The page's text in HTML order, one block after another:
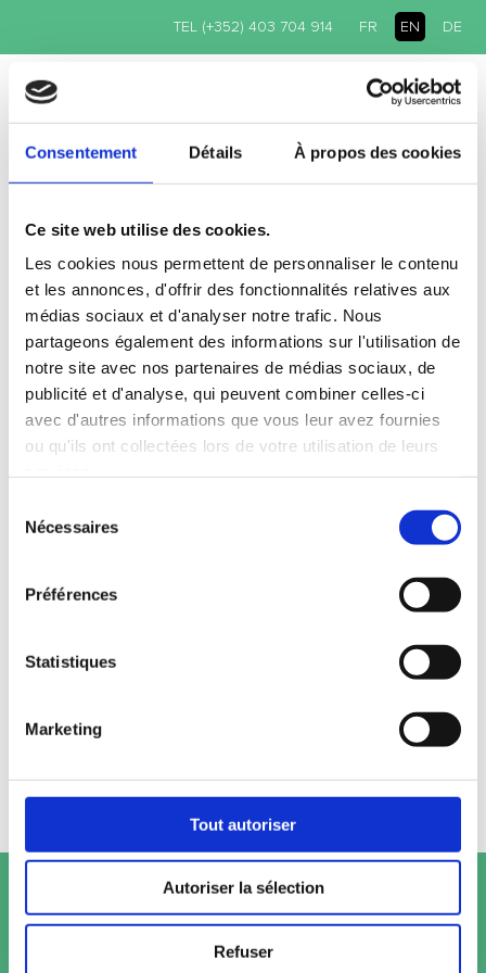
Consentement Détails À propos des cookies
Ce site web utilise des cookies.
Les cookies nous permettent de personnaliser le contenu
et les annonces, d'offrir des fonctionnalités relatives aux
médias sociaux et d'analyser notre trafic. Nous
partageons également des informations sur l'utilisation de
notre site avec nos partenaires de médias sociaux, de
publicité et d'analyse, qui peuvent combiner celles-ci
avec d'autres informations que vous leur avez fournies
ou qu'ils ont collectées lors de votre utilisation de leurs
Nécessaires
Préférences
Statistiques
Marketing
Tout autoriser
Autoriser la sélection
Refuser
FR EN DE
TEL (+352) 403 704 914
AFTERWORK
NEWS
Fruit@Office © Copyright 2026 /Legal notices